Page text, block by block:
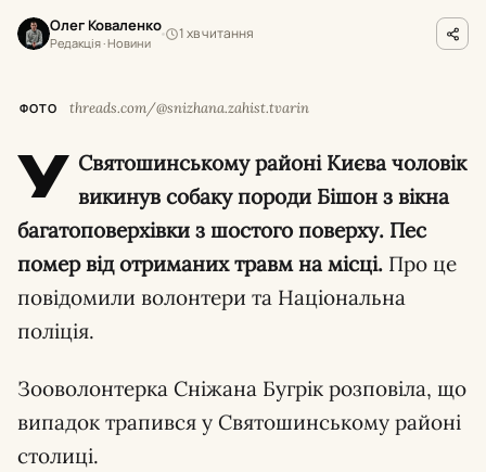
Олег Коваленко
Редакція · Новини
1 хв читання
ФОТО threads.com/@snizhana.zahist.tvarin
У Святошинському районі Києва чоловік
викинув собаку породи Бішон з вікна
багатоповерхівки з шостого поверху. Пес
помер від отриманих травм на місці. Про це
повідомили волонтери та Національна
поліція.
Зооволонтерка Сніжана Бугрік розповіла, що
випадок трапився у Святошинському районі
столиці.